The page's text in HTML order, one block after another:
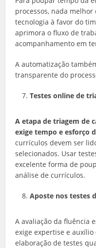
processos, nada
tecnologia à favor do
aprimora o fluxo de
acompanhamento em
A automatização
transparente do
Testes online de
A etapa de triagem de
exige tempo e esforço
currículos devem ser
selecionados. Usar
excelente forma de
análise de currículos.
Aposte nos testes
A avaliação da fluência
exige expertise e
elaboração de testes